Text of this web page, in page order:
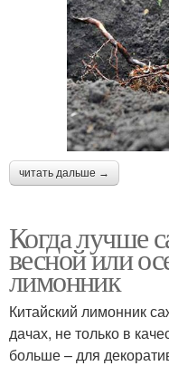
читать дальше →
Когда лучше
весной или
лимонник
Китайский лимонник
дачах, не только в
больше – для